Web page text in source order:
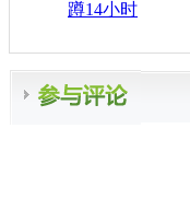
蹲14小时